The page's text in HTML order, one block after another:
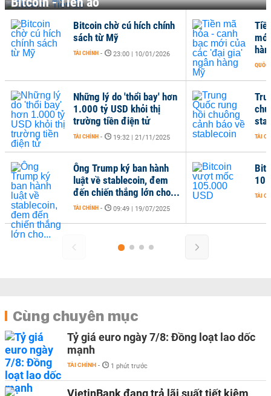
Bitcoin chờ cú hích chính
sách từ Mỹ
TÀI CHÍNH - 23:00 | 10/01/2026
Những lý do 'thổi bay' hơn
1.000 tỷ USD khỏi thị
trường tiền điện tử
TÀI CHÍNH - 19:32 | 21/11/2025
mới
QUỐC TẾ
TÀI
Ông Trump ký ban hành
luật về stablecoin, đem
đến chiến thắng lớn cho...
TÀI CHÍNH - 09:49 | 19/07/2025
TÀI
Cùng chuyên mục
Tỷ giá euro ngày 7/8: Đồng loạt lao dốc
mạnh
TÀI CHÍNH - 1 phút trước
VietinBank đang trả lãi suất tiết kiệm